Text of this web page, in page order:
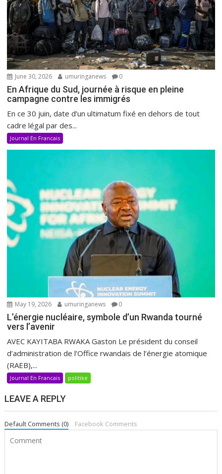
June 30, 2026 umuringanews 0
En Afrique du Sud, journée à risque en pleine
campagne contre les immigrés
En ce 30 juin, date d’un ultimatum fixé en dehors de tout
cadre légal par des...
Journal En Francais
May 19, 2026 umuringanews 0
L’énergie nucléaire, symbole d’un Rwanda tourné
vers l’avenir
AVEC KAYITABA RWAKA Gaston Le président du conseil
d’administration de l’Office rwandais de l’énergie atomique
(RAEB),...
Journal En Francais politike
LEAVE A REPLY
Default Comments (0) Facebook Comments